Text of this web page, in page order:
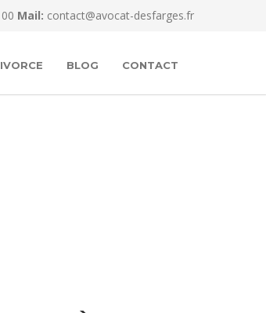
Mail: contact@avocat-desfarges.fr
BLOG CONTACT